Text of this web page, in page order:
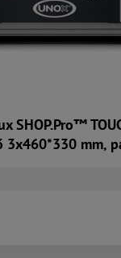
SHOP.Pro™
3x460*330 mm,
Kosárba